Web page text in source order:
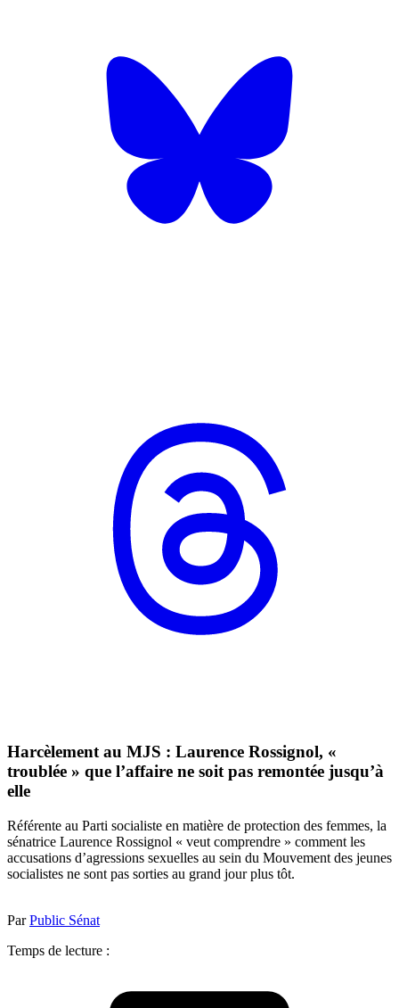
Harcèlement au MJS : Laurence Rossignol, «
troublée » que l’affaire ne soit pas remontée jusqu’à
elle
Référente au Parti socialiste en matière de protection des femmes, la
sénatrice Laurence Rossignol « veut comprendre » comment les
accusations d’agressions sexuelles au sein du Mouvement des jeunes
socialistes ne sont pas sorties au grand jour plus tôt.
ParPublic Sénat
Temps de lecture :